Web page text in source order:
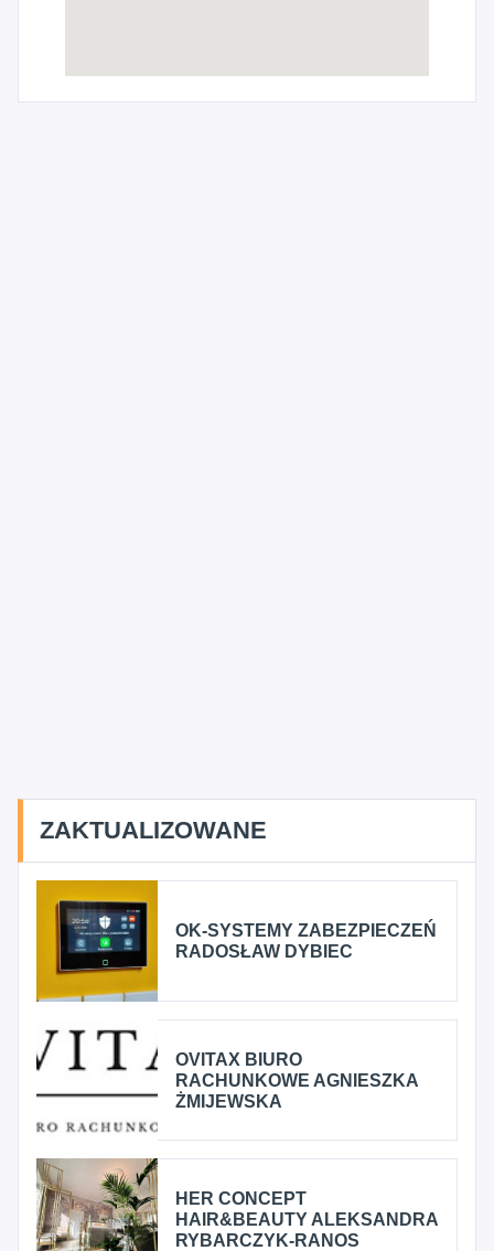
ZAKTUALIZOWANE
OK-SYSTEMY ZABEZPIECZEŃ
RADOSŁAW DYBIEC
OVITAX BIURO
RACHUNKOWE AGNIESZKA
ŻMIJEWSKA
HER CONCEPT
HAIR&BEAUTY ALEKSANDRA
RYBARCZYK-RANOS